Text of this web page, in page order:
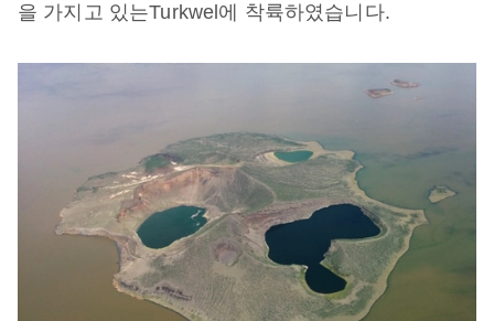
을 가지고 있는Turkwel 에 착륙하였습니다.